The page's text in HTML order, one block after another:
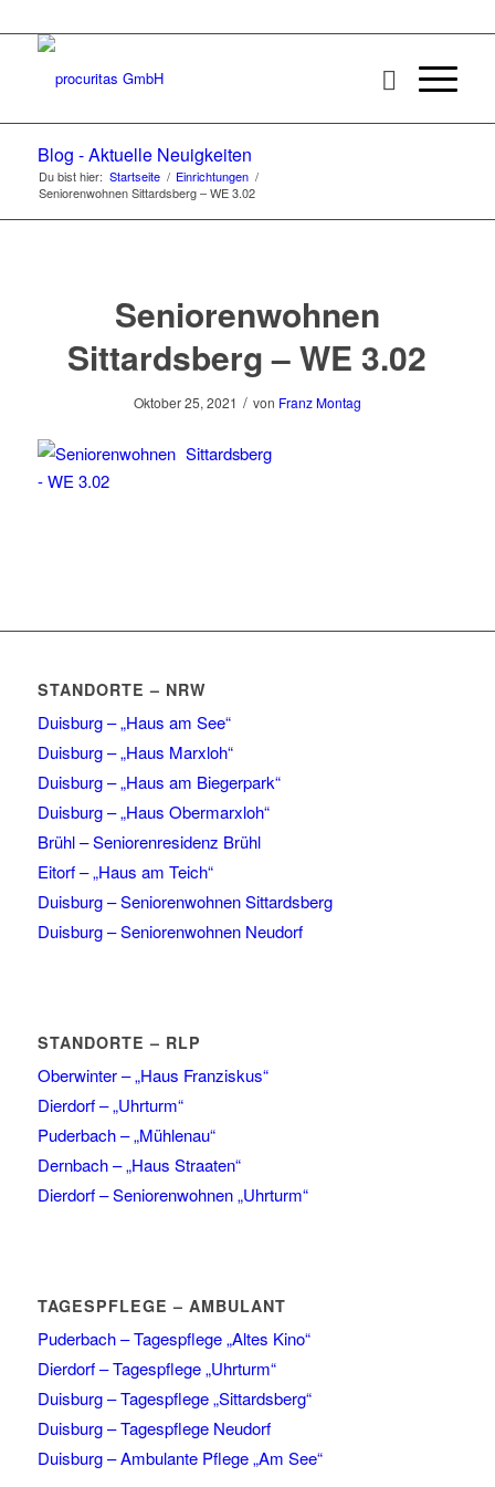
Blog - Aktuelle Neuigkeiten
Du bist hier: Startseite / Einrichtungen /
Seniorenwohnen Sittardsberg – WE 3.02
Seniorenwohnen
Sittardsberg – WE 3.02
Oktober 25, 2021 / von Franz Montag
STANDORTE – NRW
Duisburg – „Haus am See“
Duisburg – „Haus Marxloh“
Duisburg – „Haus am Biegerpark“
Duisburg – „Haus Obermarxloh“
Brühl – Seniorenresidenz Brühl
Eitorf – „Haus am Teich“
Duisburg – Seniorenwohnen Sittardsberg
Duisburg – Seniorenwohnen Neudorf
STANDORTE – RLP
Oberwinter – „Haus Franziskus“
Dierdorf – „Uhrturm“
Puderbach – „Mühlenau“
Dernbach – „Haus Straaten“
Dierdorf – Seniorenwohnen „Uhrturm“
TAGESPFLEGE – AMBULANT
Puderbach – Tagespflege „Altes Kino“
Dierdorf – Tagespflege „Uhrturm“
Duisburg – Tagespflege „Sittardsberg“
Duisburg – Tagespflege Neudorf
Duisburg – Ambulante Pflege „Am See“